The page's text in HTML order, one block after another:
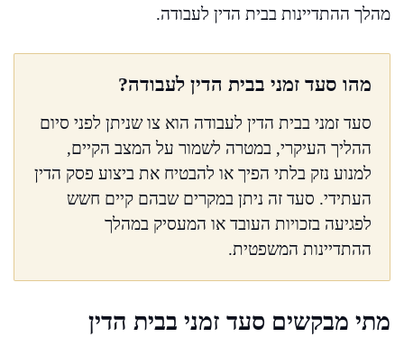
מהלך ההתדיינות בבית הדין לעבודה.
מהו סעד זמני בבית הדין לעבודה?
סעד זמני בבית הדין לעבודה הוא צו שניתן לפני סיום
ההליך העיקרי, במטרה לשמור על המצב הקיים,
למנוע נזק בלתי הפיך או להבטיח את ביצוע פסק הדין
העתידי. סעד זה ניתן במקרים שבהם קיים חשש
לפגיעה בזכויות העובד או המעסיק במהלך
ההתדיינות המשפטית.
מתי מבקשים סעד זמני בבית הדין